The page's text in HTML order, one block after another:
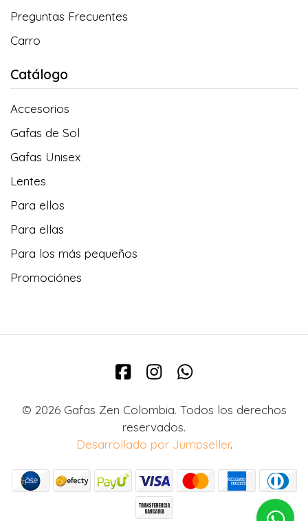
Preguntas Frecuentes
Carro
Catálogo
Accesorios
Gafas de Sol
Gafas Unisex
Lentes
Para ellos
Para ellas
Para los más pequeños
Promociónes
© 2026 Gafas Zen Colombia. Todos los derechos
reservados.
Desarrollado por Jumpseller.